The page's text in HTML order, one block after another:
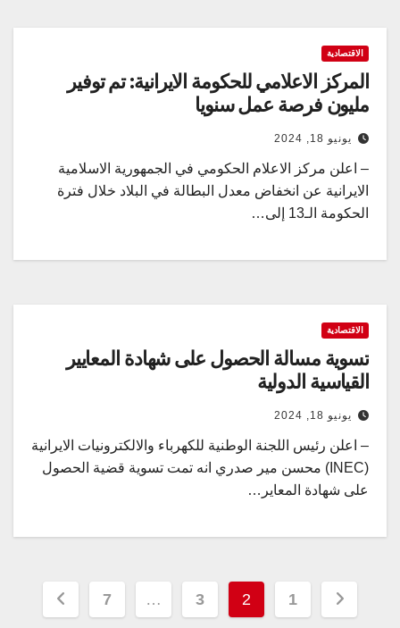
الاقتصادية
المركز الاعلامي للحكومة الايرانية: تم توفير
مليون فرصة عمل سنويا
يونيو 18, 2024
– اعلن مركز الاعلام الحكومي في الجمهورية الاسلامية
الايرانية عن انخفاض معدل البطالة في البلاد خلال فترة
الحكومة الـ13 إلى…
الاقتصادية
تسوية مسالة الحصول على شهادة المعايير
القياسية الدولية
يونيو 18, 2024
– اعلن رئيس اللجنة الوطنية للكهرباء والالكترونيات الايرانية
(INEC) محسن مير صدري انه تمت تسوية قضية الحصول
على شهادة المعاير…
تعدد
1
2
3
…
7